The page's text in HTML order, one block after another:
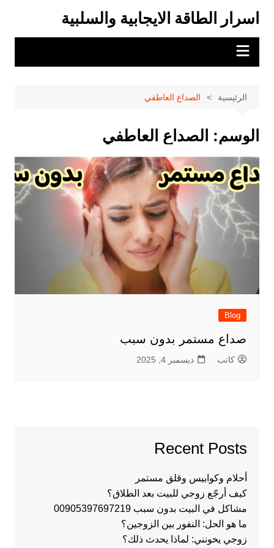
المحتوى
اسرار الطاقة الايجابية والسلبية
الرئيسية الصداع العاطفي
الوسم: الصداع العاطفي
Blog
صداع مستمر بدون سبب
كاتب ديسمبر 4, 2025
Recent Posts
أحلام وكوابيس وقلق مستمر
كيف أرجّع زوجي للبيت بعد الطلاق؟
مشاكل في البيت بدون سبب 00905397697219
ما هو الحل: النفور بين الزوجين؟
زوجي يخونني: لماذا يحدث ذلك؟